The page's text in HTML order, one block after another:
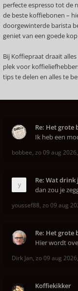
perfecte espresso tot de
de beste koffiebonen –
doorgewinterde barista
geniet van een goede
Bij Koffiepraat draait
plek voor
tips te delen en alles te
Re: Het
Ik heb een
bobbee, zo 09 aug
Re: Wat drink
dan zou je
youssef88, zo 09 aug
Re: Het
Hier wordt
Dirk Jan, zo 09 aug
Koffiekikker